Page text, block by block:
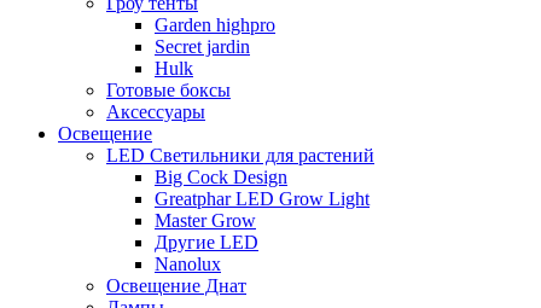
Garden highpro
Secret jardin
Hulk
Готовые боксы
Аксессуары
Освещение
LED Светильники для растений
Big Cock Design
Greatphar LED Grow Light
Master Grow
Другие LED
Nanolux
Освещение Днат